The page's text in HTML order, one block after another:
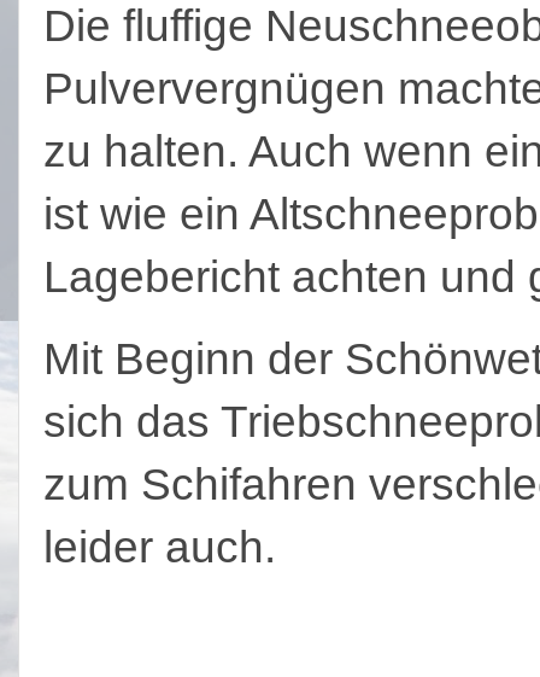
Die fluffige
Pulververgnügen
zu halten. Auch wenn
ist wie ein
Lagebericht achten und
Mit Beginn der
sich das
zum Schifahren
leider auch.